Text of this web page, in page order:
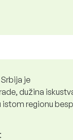
je
dužina
regionu